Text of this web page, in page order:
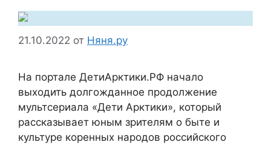
21.10.2022 от Няня.ру
На портале ДетиАрктики.РФ начало
выходить долгожданное продолжение
мультсериала «Дети Арктики», который
рассказывает юным зрителям о быте и
культуре коренных народов российского